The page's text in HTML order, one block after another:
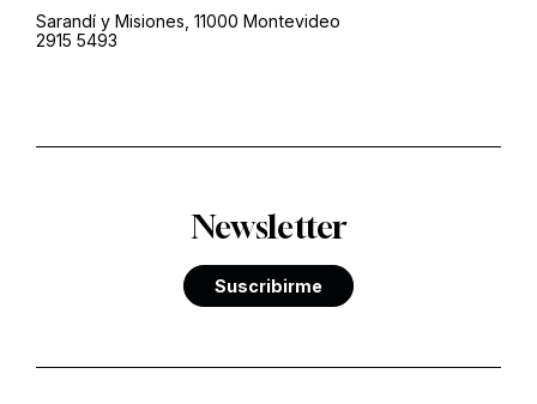
Sarandí y Misiones, 11000 Montevideo
2915 5493
Newsletter
Suscribirme